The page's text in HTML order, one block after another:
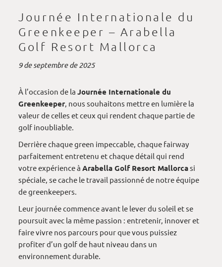
Journée Internationale du
Greenkeeper – Arabella
Golf Resort Mallorca
9 de septembre de 2025
À l’occasion de laJournée Internationale du
Greenkeeper , nous souhaitons mettre en lumière la
valeur de celles et ceux qui rendent chaque partie de
golf inoubliable.
Derrière chaque green impeccable, chaque fairway
parfaitement entretenu et chaque détail qui rend
votre expérience à Arabella Golf Resort Mallorcasi
spéciale, se cache le travail passionné de notre équipe
de greenkeepers.
Leur journée commence avant le lever du soleil et se
poursuit avec la même passion : entretenir, innover et
faire vivre nos parcours pour que vous puissiez
profiter d’un golf de haut niveau dans un
environnement durable.